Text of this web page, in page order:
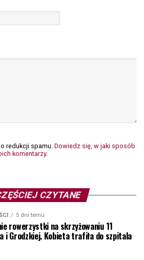
redukcji spamu.Dowiedz się, w jaki sposób
komentarzy.
CZYTANE
5 dni temu
rowerzystki na skrzyżowaniu 11
i Grodzkiej. Kobieta trafiła do szpitala